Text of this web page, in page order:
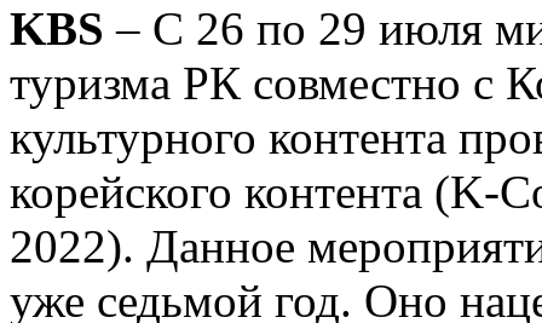
KBS – С 26 по 29 июля
туризма РК совместно с
культурного контента
корейского контента (K-
2022). Данное
уже седьмой год. Оно